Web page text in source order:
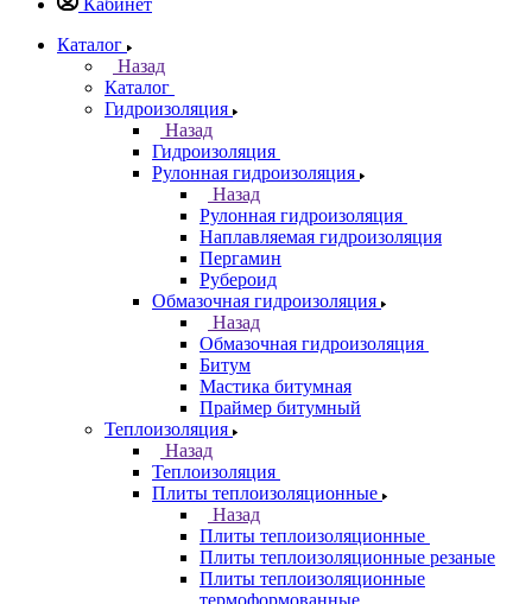
Кабинет
Каталог
Назад
Каталог
Гидроизоляция
Назад
Гидроизоляция
Рулонная гидроизоляция
Назад
Рулонная гидроизоляция
Наплавляемая гидроизоляция
Пергамин
Рубероид
Обмазочная гидроизоляция
Назад
Обмазочная гидроизоляция
Битум
Мастика битумная
Праймер битумный
Теплоизоляция
Назад
Теплоизоляция
Плиты теплоизоляционные
Назад
Плиты теплоизоляционные
Плиты теплоизоляционные резаные
Плиты теплоизоляционные
термоформованные